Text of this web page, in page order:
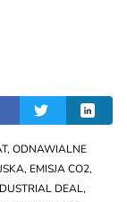
, ODNAWIALNE
, EMISJA CO2,
DEAL,